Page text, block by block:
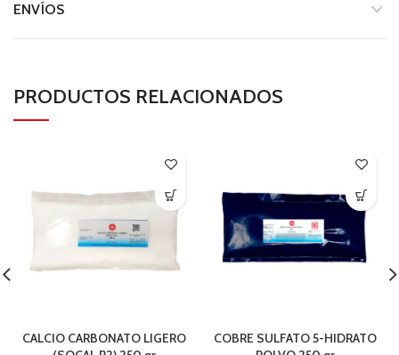
ENVÍOS
PRODUCTOS RELACIONADOS
CALCIO CARBONATO LIGERO
COBRE SULFATO 5-HIDRATO